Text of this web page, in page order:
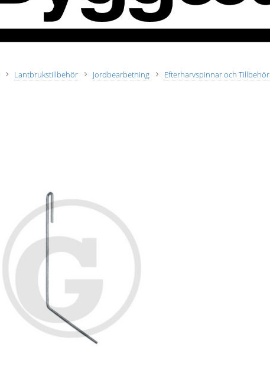
Lantbrukstillbehör Jordbearbetning Efterharvspinnar och Tillbehör